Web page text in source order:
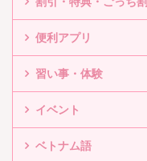
便利アプリ
習い事・体験
イベント
ベトナム語